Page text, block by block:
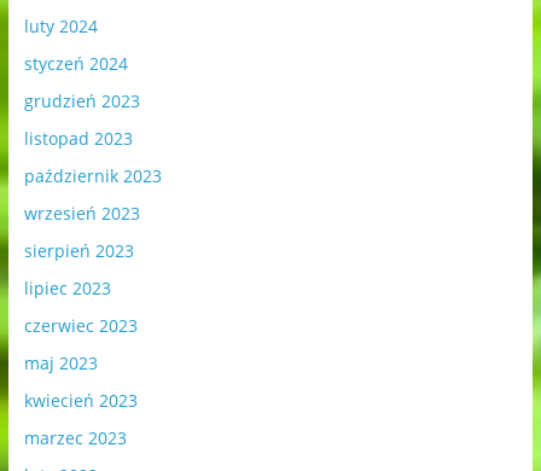
luty 2024
styczeń 2024
grudzień 2023
listopad 2023
październik 2023
wrzesień 2023
sierpień 2023
lipiec 2023
czerwiec 2023
maj 2023
kwiecień 2023
marzec 2023